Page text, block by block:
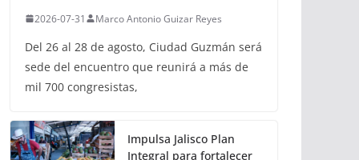
2026-07-31 Marco Antonio Guizar Reyes
Del 26 al 28 de agosto, Ciudad Guzmán será
sede del encuentro que reunirá a más de
mil 700 congresistas,
Impulsa Jalisco Plan
Integral para fortalecer